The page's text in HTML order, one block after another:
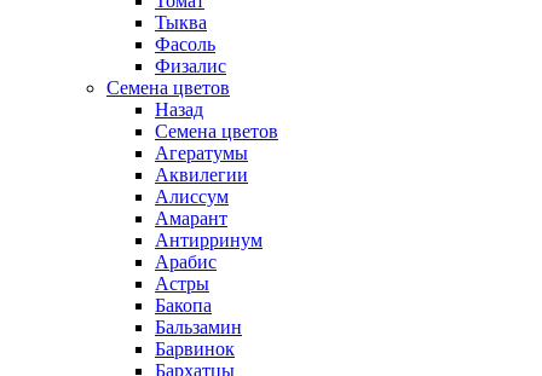
Тыква
Фасоль
Физалис
Семена цветов
Назад
Семена цветов
Агератумы
Аквилегии
Алиссум
Амарант
Антирринум
Арабис
Астры
Бакопа
Бальзамин
Барвинок
Бархатцы